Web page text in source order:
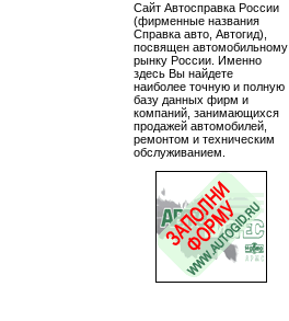
Сайт Автосправка России
(фирменные названия
Справка авто, Автогид),
посвящен автомобильному
рынку России. Именно
здесь Вы найдете
наиболее точную и полную
базу данных фирм и
компаний, занимающихся
продажей автомобилей,
ремонтом и техническим
обслуживанием.